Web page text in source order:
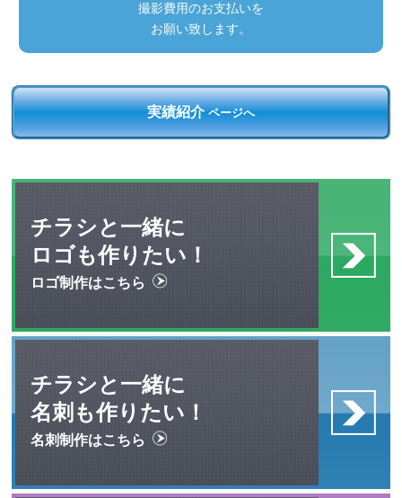
撮影費用のお支払いを
お願い致します。
実績紹介ページへ
チラシと一緒に
ロゴも作りたい！
ロゴ制作はこちら
チラシと一緒に
名刺も作りたい！
名刺制作はこちら